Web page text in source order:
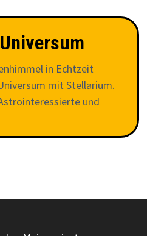
in Echtzeit
mit Stellarium.
und